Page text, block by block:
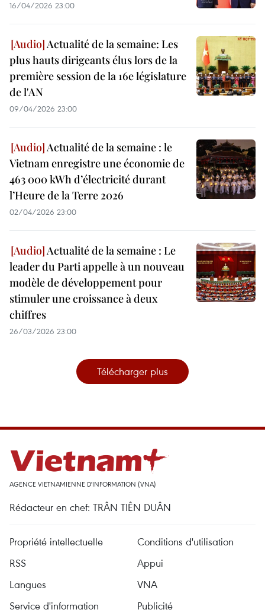
16/04/2026 23:00
Actualité de la semaine: Les
plus hauts dirigeants élus lors de la
première session de la 16e législature
de l'AN
09/04/2026 23:00
Actualité de la semaine : le
Vietnam enregistre une économie de
463 000 kWh d’électricité durant
l’Heure de la Terre 2026
02/04/2026 23:00
Actualité de la semaine : Le
leader du Parti appelle à un nouveau
modèle de développement pour
stimuler une croissance à deux
chiffres
26/03/2026 23:00
Télécharger plus
AGENCE VIETNAMIENNE D'INFORMATION (VNA)
Rédacteur en chef: TRÂN TIÊN DUÂN
Propriété intellectuelle
Conditions d'utilisation
RSS
Appui
Langues
VNA
Service d'information
Publicité